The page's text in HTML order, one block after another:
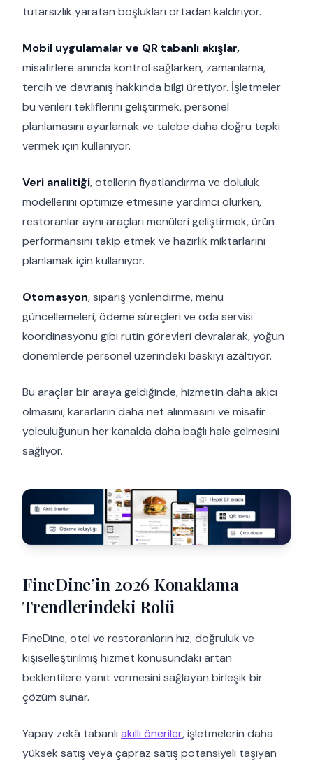
tutarsızlık yaratan boşlukları ortadan kaldırıyor.
Mobil uygulamalar ve QR tabanlı akışlar,
misafirlere anında kontrol sağlarken, zamanlama,
tercih ve davranış hakkında bilgi üretiyor. İşletmeler
bu verileri tekliflerini geliştirmek, personel
planlamasını ayarlamak ve talebe daha doğru tepki
vermek için kullanıyor.
Veri analitiği, otellerin fiyatlandırma ve doluluk
modellerini optimize etmesine yardımcı olurken,
restoranlar aynı araçları menüleri geliştirmek, ürün
performansını takip etmek ve hazırlık miktarlarını
planlamak için kullanıyor.
Otomasyon, sipariş yönlendirme, menü
güncellemeleri, ödeme süreçleri ve oda servisi
koordinasyonu gibi rutin görevleri devralarak, yoğun
dönemlerde personel üzerindeki baskıyı azaltıyor.
Bu araçlar bir araya geldiğinde, hizmetin daha akıcı
olmasını, kararların daha net alınmasını ve misafir
yolculuğunun her kanalda daha bağlı hale gelmesini
sağlıyor.
FineDine’in 2026 Konaklama
Trendlerindeki Rolü
FineDine, otel ve restoranların hız, doğruluk ve
kişiselleştirilmiş hizmet konusundaki artan
beklentilere yanıt vermesini sağlayan birleşik bir
çözüm sunar.
Yapay zekâ tabanlı akıllı öneriler, işletmelerin daha
yüksek satış veya çapraz satış potansiyeli taşıyan